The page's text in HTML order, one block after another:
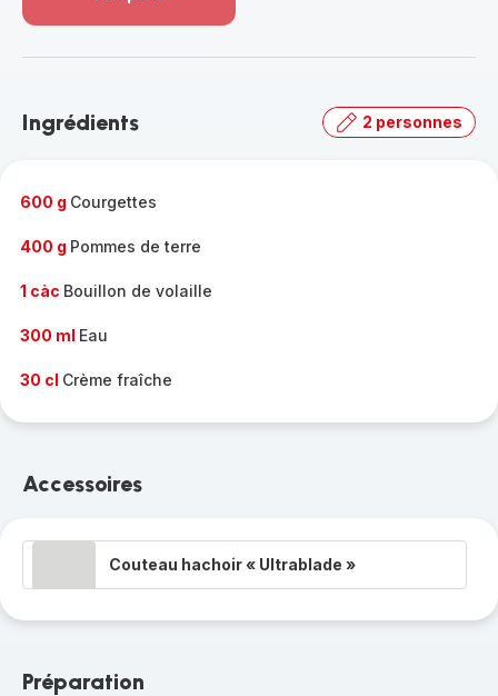
-
gamme
Ingrédients 2 personnes
600 g Courgettes
400 g Pommes de terre
1 càc Bouillon de volaille
300 ml Eau
30 cl Crème fraîche
Accessoires
Couteau hachoir « Ultrablade »
Préparation